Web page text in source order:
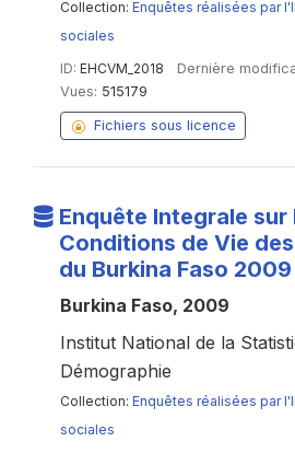
Collection: Enquêtes réalisées par
sociales
ID: EHCVM_2018 Dernière
Vues: 515179
Fichiers sous licence
Enquête Integrale sur
Conditions de Vie
du Burkina Faso 2009
Burkina Faso, 2009
Institut National de la
Démographie
Collection: Enquêtes réalisées par
sociales